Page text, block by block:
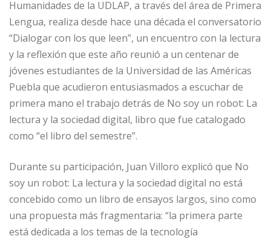
Humanidades de la UDLAP, a través del área de Primera
Lengua, realiza desde hace una década el conversatorio
“Dialogar con los que leen”, un encuentro con la lectura
y la reflexión que este año reunió a un centenar de
jóvenes estudiantes de la Universidad de las Américas
Puebla que acudieron entusiasmados a escuchar de
primera mano el trabajo detrás de No soy un robot: La
lectura y la sociedad digital, libro que fue catalogado
como “el libro del semestre”.
Durante su participación, Juan Villoro explicó que No
soy un robot: La lectura y la sociedad digital no está
concebido como un libro de ensayos largos, sino como
una propuesta más fragmentaria: “la primera parte
está dedicada a los temas de la tecnología